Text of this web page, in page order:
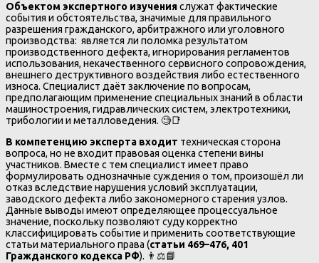
Объектом экспертного изученияслужат фактические
события и обстоятельства, значимые для правильного
разрешения гражданского, арбитражного или уголовного
производства: является ли поломка результатом
производственного дефекта, игнорирования регламентов
использования, некачественного сервисного сопровождения,
внешнего деструктивного воздействия либо естественного
износа. Специалист даёт заключение по вопросам,
предполагающим применение специальных знаний в области
машиностроения, гидравлических систем, электротехники,
трибологии и металловедения. 🧐📑
В компетенцию эксперта входит техническая сторона
вопроса, но не входит правовая оценка степени вины
участников. Вместе с тем специалист имеет право
формулировать однозначные суждения о том, произошёл ли
отказ вследствие нарушения условий эксплуатации,
заводского дефекта либо закономерного старения узлов.
Данные выводы имеют определяющее процессуальное
значение, поскольку позволяют суду корректно
классифицировать событие и применить соответствующие
статьи материального права (статьи 469–476, 401
Гражданского кодекса РФ). 👨⚖️📘